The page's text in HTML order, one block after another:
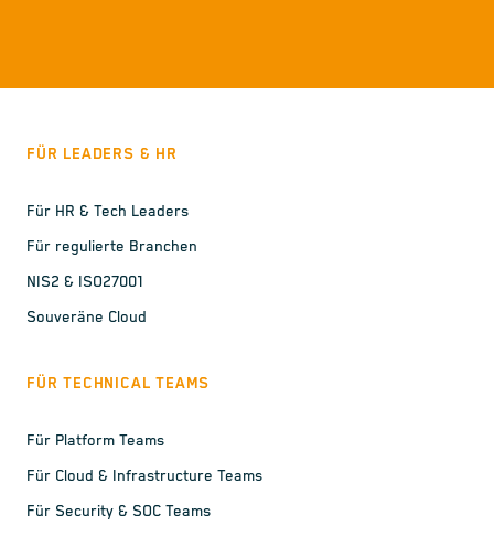
FÜR LEADERS & HR
Für HR & Tech Leaders
Für regulierte Branchen
NIS2 & ISO27001
Souveräne Cloud
FÜR TECHNICAL TEAMS
Für Platform Teams
Für Cloud & Infrastructure Teams
Für Security & SOC Teams